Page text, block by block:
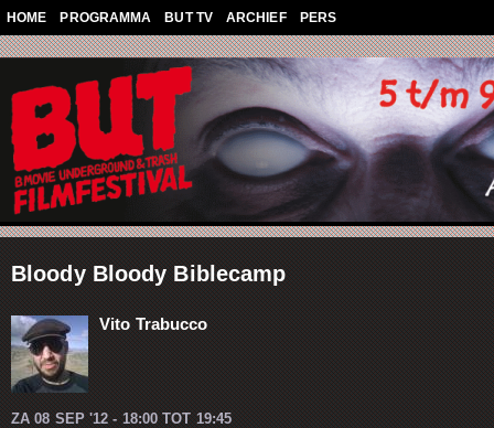
Overslaan en naar de algemene inhoud gaan
HOME PROGRAMMA BUT TV ARCHIEF PERS
Bloody Bloody Biblecamp
Vito Trabucco
ZA 08 SEP '12 - 18:00 TOT 19:45